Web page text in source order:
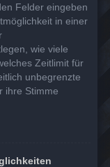
Felder eingeben
in einer
wie viele
Zeitlimit für
unbegrenzte
ihre Stimme